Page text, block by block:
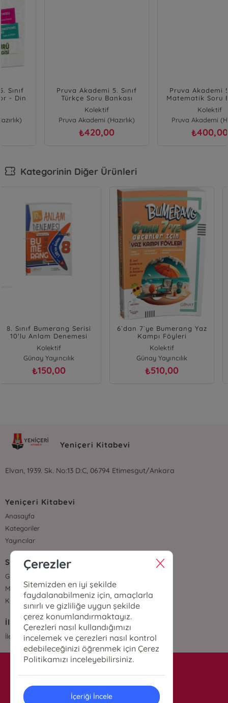
Pruva Akademi 5. Sınıf
Türkçe Soru Bankası
Pruva Akademi (Hazırlık)
Pruva Akademi 5. Sınıf
Matematik Soru Bankası
Pruva Akademi (Hazırlık)
Kategorinin Diğer Ürünleri
6`dan 7`ye Bumerang Yaz
Kampı Föyleri
Kolektif
Günay Yayıncılık
₺510,00
Üç Dört Beş Yayıncılık
Sıfır Risk Problemler
Rıdvan Çelebi
Üç Dört Beş Yayıncılık
₺590,00
Yeniçeri Kitabevi
Elvan, 1939. Sk. No:13 D:C, 06794 Etimesgut/Ankara
Yeniçeri Kitabevi
Anasayfa
Kategoriler
Yayıncılar
Sözleşmeler
Gizlilik Sözleşmesi
Mesafeli Satış Sözleşmesi
Kullanıcı Sözleşmesi
İletişim
İletişim
info@yenicerikitabevi.com
Çerezler
Sitemizden en iyi şekilde
faydalanabilmeniz için, amaçlarla
sınırlı ve gizliliğe uygun şekilde
çerez konumlandırmaktayız.
Çerezleri nasıl kullandığımızı
incelemek ve çerezleri nasıl kontrol
edebileceğinizi öğrenmek için Çerez
Politikamızı inceleyebilirsiniz.
İçeriği İncele